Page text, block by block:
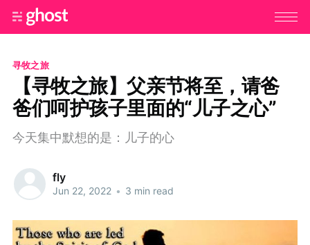
寻牧之旅
【寻牧之旅】父亲节将至，请爸
爸们呵护孩子里面的“儿子之心”
今天集中默想的是：儿子的心
fly
Jun 22, 2022 • 3 min read